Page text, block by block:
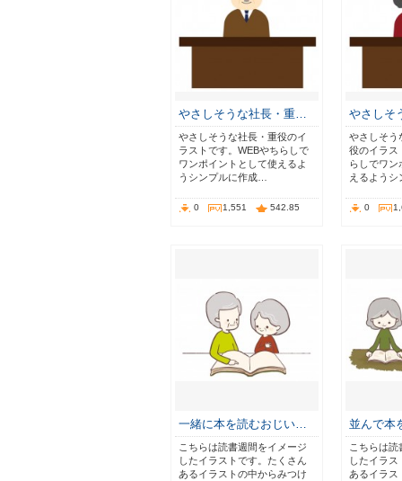
やさしそうな社長・重…
やさしそうな社長・重役のイ
ラストです。WEBやちらしで
ワンポイントとして使えるよ
うシンプルに作成…
0 1,551 542.85
やさしそ
やさしそう
役のイラス
らしでワン
えるよう
0
一緒に本を読むおじい…
こちらは読書週間をイメージ
したイラストです。たくさん
あるイラストの中からみつけ
並んで本
こちらは読
したイラス
あるイラス